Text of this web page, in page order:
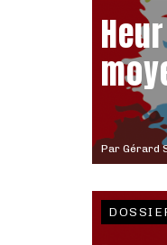
Par Gérard